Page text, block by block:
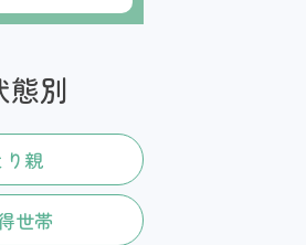
態別
り親
世帯